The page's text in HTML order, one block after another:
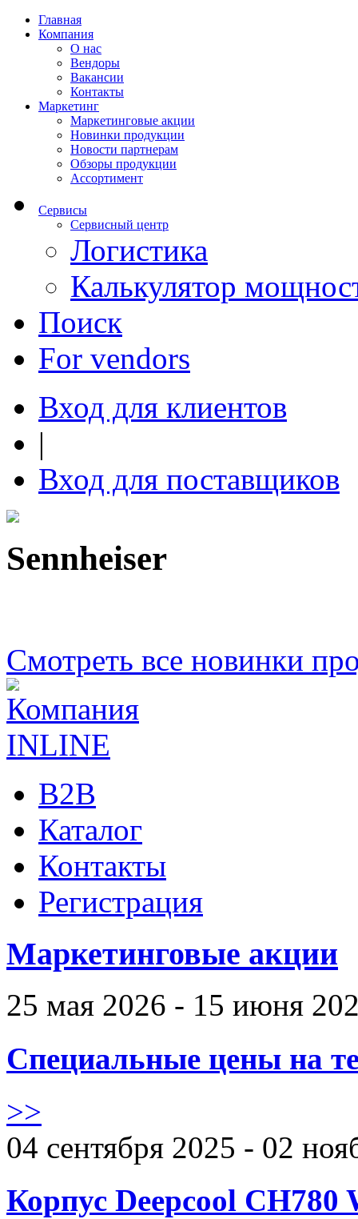
Главная
Компания
О нас
Вендоры
Вакансии
Контакты
Маркетинг
Маркетинговые акции
Новинки продукции
Новости партнерам
Обзоры продукции
Ассортимент
Сервисы
Сервисный центр
Логистика
Калькулятор
Поиск
For vendors
Вход для клиентов
|
Вход для поставщиков
Sennheiser
Смотреть все новинки
B2B
Каталог
Контакты
Регистрация
Маркетинговые акции
25 мая 2026 - 15 июня
Специальные цены на
>>
04 сентября 2025 - 02
Корпус Deepcool CH780